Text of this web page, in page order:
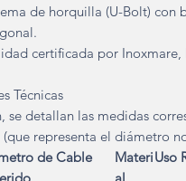
de horquilla (U-Bolt) con
certificada por
Técnicas
se detallan las medidas
representa el diámetro
de Cable
MateriUso